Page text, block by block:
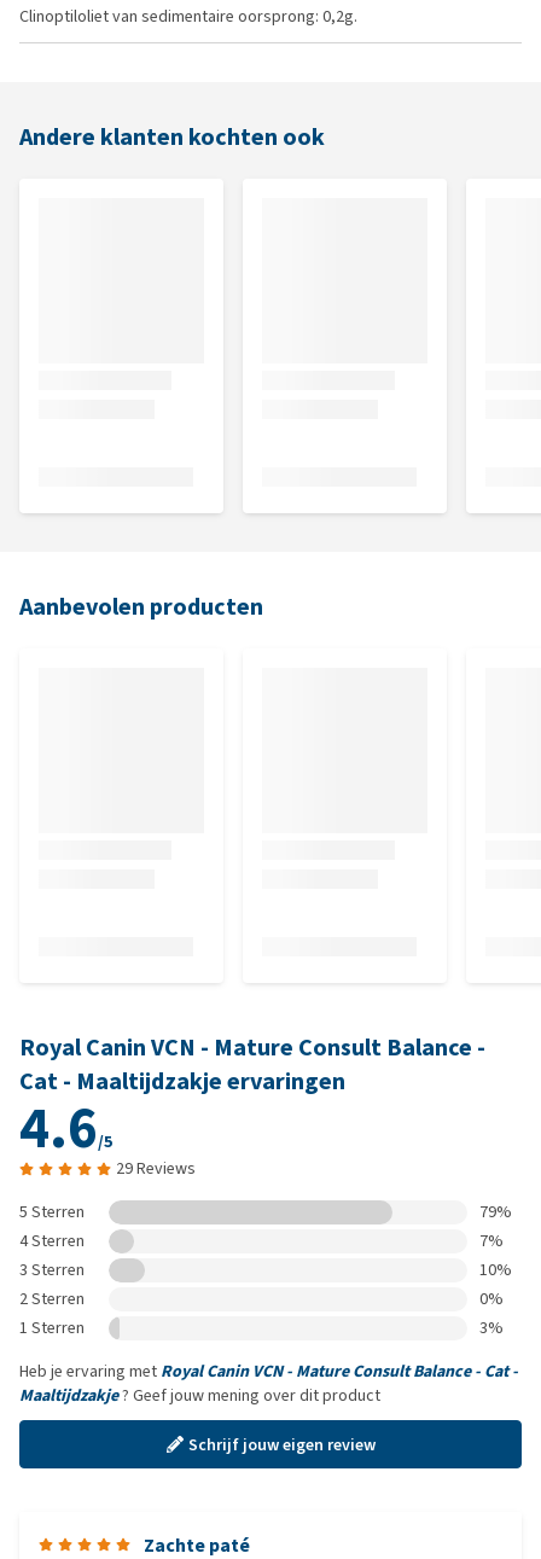
Clinoptiloliet van sedimentaire oorsprong: 0,2g.
Andere klanten kochten ook
Aanbevolen producten
Royal Canin VCN - Mature Consult Balance -
Cat - Maaltijdzakje ervaringen
4.6/5
29 Reviews
5 Sterren
79%
4 Sterren
7%
3 Sterren
10%
2 Sterren
0%
1 Sterren
3%
Heb je ervaring met Royal Canin VCN - Mature Consult Balance - Cat -
Maaltijdzakje? Geef jouw mening over dit product
Schrijf jouw eigen review
Zachte paté